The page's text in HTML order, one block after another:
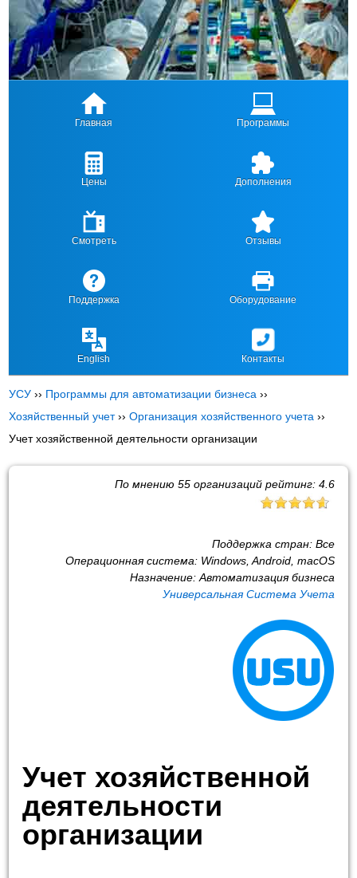
Главная Программы
Цены Дополнения
Смотреть Отзывы
Поддержка Оборудование
English Контакты
УСУ ›› Программы для автоматизации бизнеса ››
Хозяйственный учет››Организация хозяйственного учета ››
Учет хозяйственной деятельности организации
По мнению 55организаций рейтинг: 4.6
Поддержка стран: Все
Операционная система: Windows, Android, macOS
Назначение: Автоматизация бизнеса
Универсальная Система Учета
Учет хозяйственной
деятельности
организации